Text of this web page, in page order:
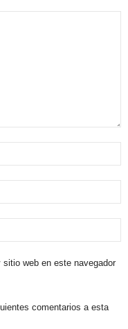
web en este navegador
comentarios a esta